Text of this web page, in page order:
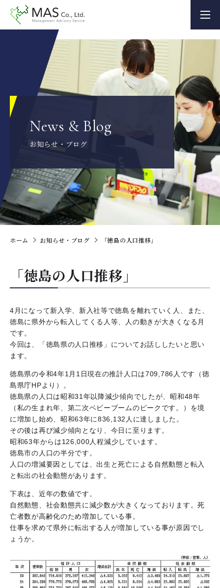
News & Blog
お知らせ・ブログ
ホーム お知らせ・ブログ 「徳島の人口推移」
「徳島の人口推移」
4月になって新入学、新入社等で徳島を離れていく人、また、
徳島に県外から転入してくる人等、人の動きが大きくなる月
です。
今回は、「徳島県の人口推移」についてお話ししたいと思い
ます。
徳島県の令和4年1月1日現在の推計人口は709,786人です（徳
島県庁HPより）。
徳島県の人口は昭和31年以降減少傾向でしたが、昭和48年
（私の生まれ年、第二次ベビーブームのピークです。）を境
に増加し始め、昭和63年に836,132人に達しました。
その後は再び減少傾向となり、今日に至ります。
昭和63年からは126,000人程減少しています。
徳島市の人口の半分です。
人口の増減要因としては、出生と死亡による自然動態と転入
と転出の社会動態があります。
下表は、近年の数値です。
自然動態、社会動態共に減少数が大きくなっております。死
亡者数が高齢化のため増加している事。
仕事を求めて県外に転出する人が増加している事が原因でし
ょうか。